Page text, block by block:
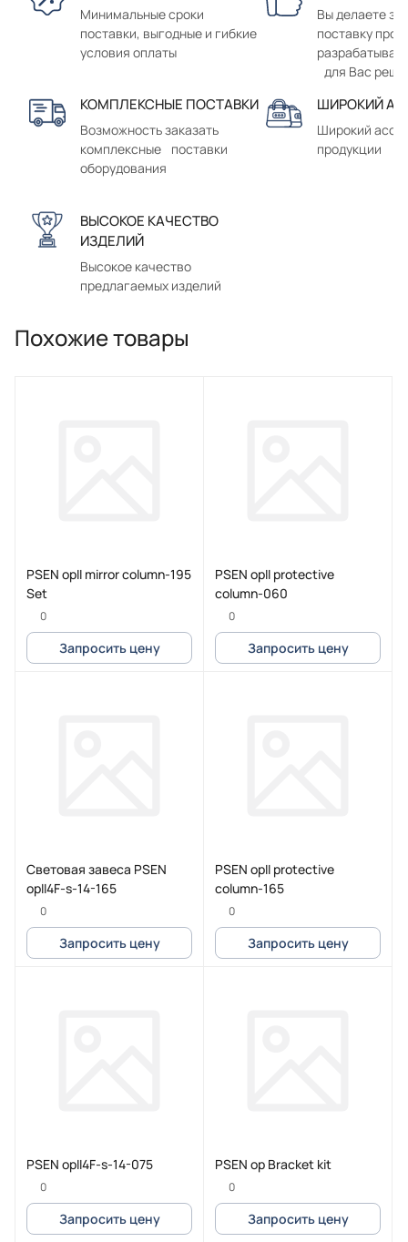
Минимальные сроки
поставки, выгодные и гибкие
условия оплаты
Вы делаете
поставку
для Вас
КОМПЛЕКСНЫЕ ПОСТАВКИ
Возможность заказать
комплексные поставки
оборудования
ШИРОКИЙ
Широкий
продукции
ВЫСОКОЕ КАЧЕСТВО
ИЗДЕЛИЙ
Высокое качество
предлагаемых изделий
Похожие товары
PSEN opII mirror column-195
Set
0
Запросить цену
PSEN opII protective
column-060
0
Запросить цену
Световая завеса PSEN
opII4F-s-14-165
0
Запросить цену
PSEN opII protective
column-165
0
Запросить цену
PSEN opII4F-s-14-075
0
Запросить цену
PSEN op Bracket kit
0
Запросить цену